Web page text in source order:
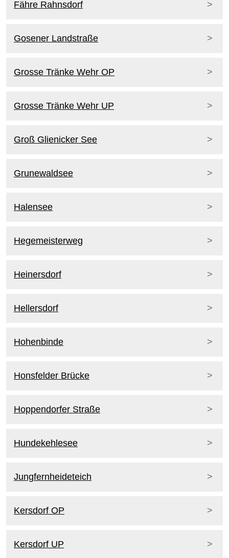
Fähre Rahnsdorf
Gosener Landstraße
Grosse Tränke Wehr OP
Grosse Tränke Wehr UP
Groß Glienicker See
Grunewaldsee
Halensee
Hegemeisterweg
Heinersdorf
Hellersdorf
Hohenbinde
Honsfelder Brücke
Hoppendorfer Straße
Hundekehlesee
Jungfernheideteich
Kersdorf OP
Kersdorf UP